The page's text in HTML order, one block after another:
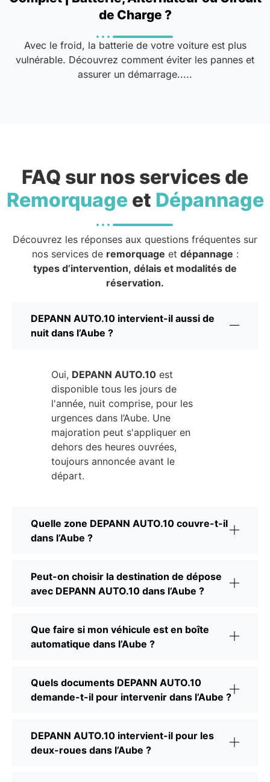
de Charge ?
Avec le froid, la batterie de votre voiture est plus
vulnérable. Découvrez comment éviter les pannes et
assurer un démarrage.....
FAQ sur nos services de
Remorquageet Dépannage
Découvrez les réponses aux questions fréquentes sur
nos services de remorquage et dépannage :
types d’intervention, délais et modalités de
réservation.
DEPANN AUTO.10 intervient-il aussi de
nuit dans l’Aube ?
Oui, DEPANN AUTO.10 est
disponible tous les jours de
l'année, nuit comprise, pour les
urgences dans l’Aube. Une
majoration peut s'appliquer en
dehors des heures ouvrées,
toujours annoncée avant le
départ.
Quelle zone DEPANN AUTO.10 couvre-t-il
dans l’Aube ?
Peut-on choisir la destination de dépose
avec DEPANN AUTO.10 dans l’Aube ?
Que faire si mon véhicule est en boîte
automatique dans l’Aube ?
Quels documents DEPANN AUTO.10
demande-t-il pour intervenir dans l’Aube ?
DEPANN AUTO.10 intervient-il pour les
deux-roues dans l’Aube ?